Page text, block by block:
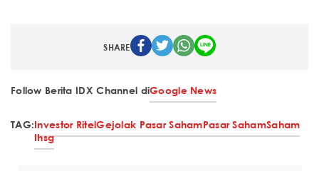
SHARE
Follow Berita IDX Channel diGoogle News
TAG:Investor RitelGejolak Pasar SahamPasar SahamSaham
Ihsg